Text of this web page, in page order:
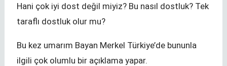
Hani çok iyi dost değil miyiz? Bu nasıl dostluk? Tek
taraflı dostluk olur mu?
Bu kez umarım Bayan Merkel Türkiye’de bununla
ilgili çok olumlu bir açıklama yapar.